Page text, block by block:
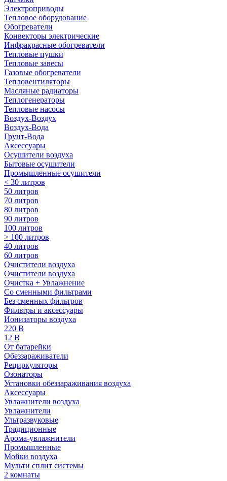
Электроприводы
Тепловое оборудование
Обогреватели
Конвекторы электрические
Инфракрасные обогреватели
Тепловые пушки
Тепловые завесы
Газовые обогреватели
Тепловентиляторы
Масляные радиаторы
Теплогенераторы
Тепловые насосы
Воздух-Воздух
Воздух-Вода
Грунт-Вода
Аксессуары
Осушители воздуха
Бытовые осушители
Промышленные осушители
< 30 литров
50 литров
70 литров
80 литров
90 литров
100 литров
> 100 литров
40 литров
60 литров
Очистители воздуха
Очистители воздуха
Очистка + Увлажнение
Cо сменными фильтрами
Без сменных фильтров
Фильтры и аксессуары
Ионизаторы воздуха
220 В
12 В
От батарейки
Обеззараживатели
Рециркуляторы
Озонаторы
Установки обеззараживания воздуха
Аксессуары
Увлажнители воздуха
Увлажнители
Ультразвуковые
Традиционные
Арома-увлажнители
Промышленные
Мойки воздуха
Мульти сплит системы
2 комнаты